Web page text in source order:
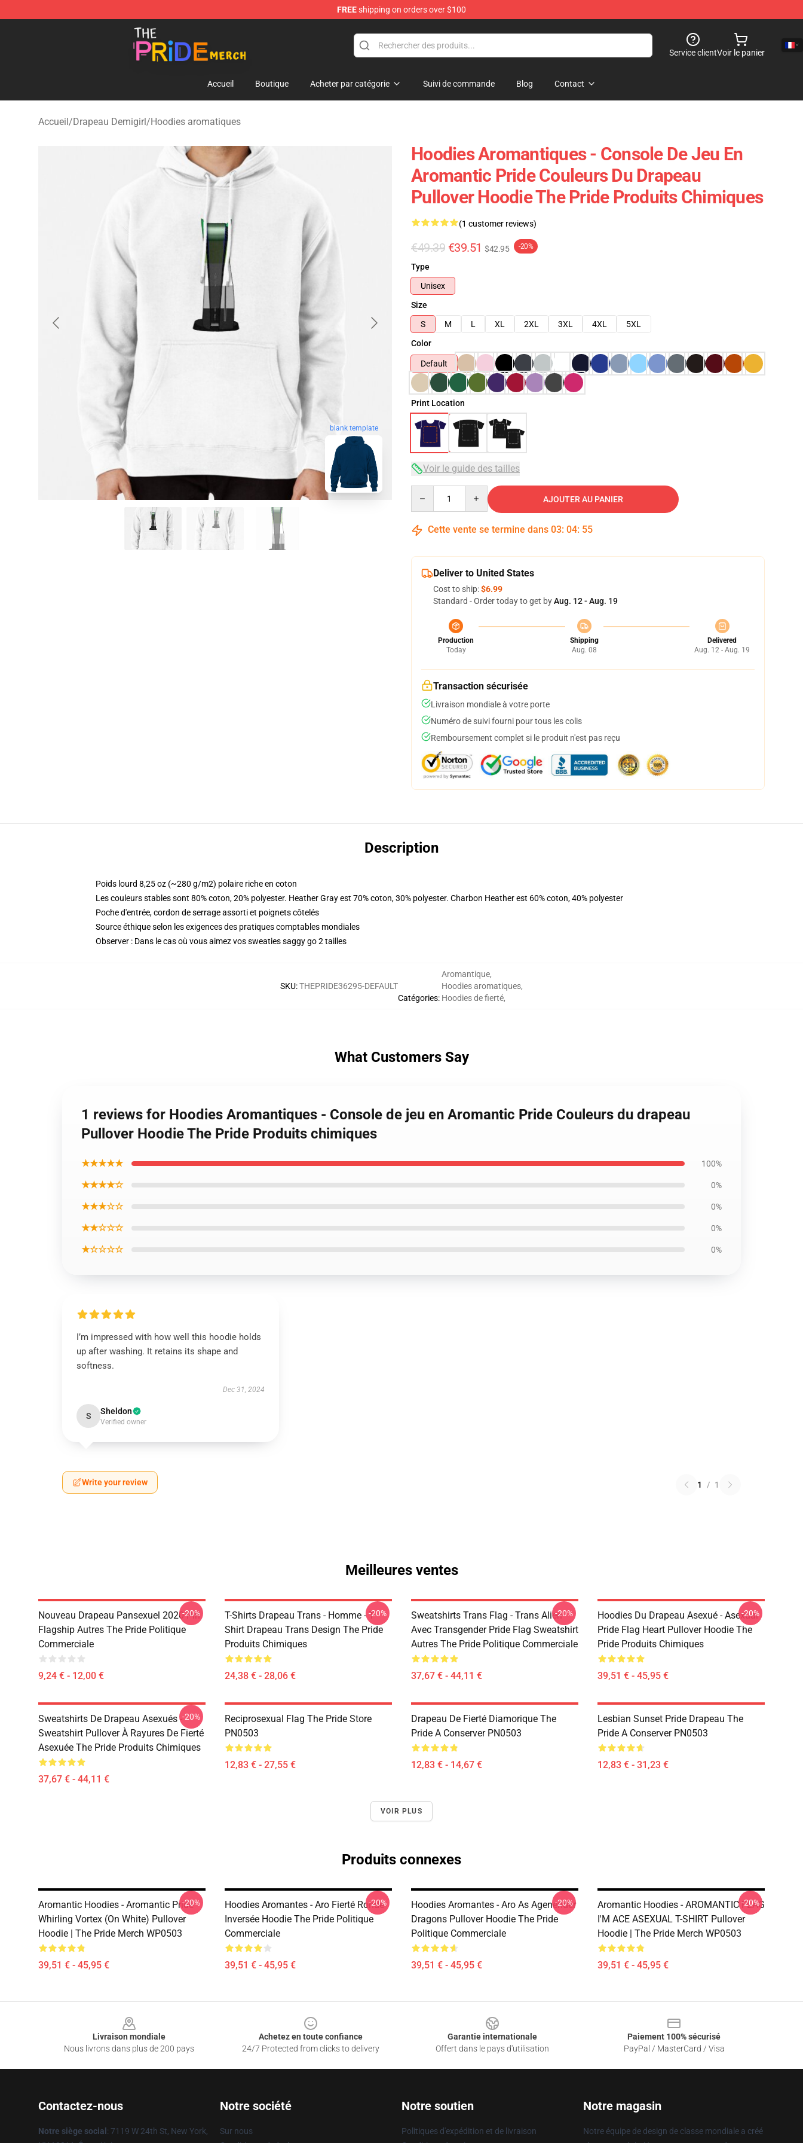
FREEshipping on orders over $100
The Pride Shop - Official The Pride Merchandise Store
Service clientVoir le panier
Accueil Boutique Acheter par catégorie Suivi de commande Blog Contact
Accueil/Drapeau Demigirl/Hoodies aromatiques
blank template
Hoodies Aromantiques - Console De Jeu En
Aromantic Pride Couleurs Du Drapeau
Pullover Hoodie The Pride Produits Chimiques
(1 customer reviews)
€49.39 €39.51 $42.95 -20%
Type
Unisex
Size
S
M L XL 2XL 3XL 4XL
5XL
Color
Default
Print Location
Voir le guide des tailles
AJOUTER AU PANIER
Cette vente se termine dans 03: 04: 54
Deliver to United States
Cost to ship:$6.99
Standard - Order today to get byAug. 12 - Aug. 19
Production
Today
Shipping
Aug. 08
Delivered
Aug. 12 - Aug. 19
Transaction sécurisée
Livraison mondiale à votre porte
Numéro de suivi fourni pour tous les colis
Remboursement complet si le produit n'est pas reçu
Description
Poids lourd 8,25 oz (~280 g/m2) polaire riche en coton
Les couleurs stables sont 80% coton, 20% polyester. Heather Gray est 70% coton, 30% polyester. Charbon Heather est 60% coton, 40% polyester
Poche d'entrée, cordon de serrage assorti et poignets côtelés
Source éthique selon les exigences des pratiques comptables mondiales
Observer : Dans le cas où vous aimez vos sweaties saggy go 2 tailles
SKU:THEPRIDE36295-DEFAULT
Catégories:
Aromantique,
Hoodies aromatiques,
Hoodies de fierté,
What Customers Say
1 reviews for Hoodies Aromantiques - Console de jeu en Aromantic Pride Couleurs du drapeau
Pullover Hoodie The Pride Produits chimiques
★★★★★ 100%
★★★★☆ 0%
★★★☆☆ 0%
★★☆☆☆ 0%
★☆☆☆☆ 0%
I’m impressed with how well this hoodie holds
up after washing. It retains its shape and
softness.
Dec 31, 2024
S Sheldon
Verified owner
Write your review 1 / 1
Meilleures ventes
Nouveau Drapeau Pansexuel 2020 Pin
Flagship Autres The Pride Politique
Commerciale
9,24 € - 12,00 €
-20%
T-Shirts Drapeau Trans - Homme - T-
Shirt Drapeau Trans Design The Pride
Produits Chimiques
24,38 € - 28,06 €
-20%
Sweatshirts Trans Flag - Trans Alien
Avec Transgender Pride Flag Sweatshirt
Autres The Pride Politique Commerciale
37,67 € - 44,11 €
-20%
Hoodies Du Drapeau Asexué - Asexual
Pride Flag Heart Pullover Hoodie The
Pride Produits Chimiques
39,51 € - 45,95 €
-20%
Sweatshirts De Drapeau Asexués -
Sweatshirt Pullover À Rayures De Fierté
Asexuée The Pride Produits Chimiques
37,67 € - 44,11 €
-20%
Reciprosexual Flag The Pride Store
PN0503
12,83 € - 27,55 €
Drapeau De Fierté Diamorique The
Pride A Conserver PN0503
12,83 € - 14,67 €
Lesbian Sunset Pride Drapeau The
Pride A Conserver PN0503
12,83 € - 31,23 €
VOIR PLUS
Produits connexes
Aromantic Hoodies - Aromantic Pride
Whirling Vortex (On White) Pullover
Hoodie | The Pride Merch WP0503
39,51 € - 45,95 €
-20%
Hoodies Aromantes - Aro Fierté Ronde
Inversée Hoodie The Pride Politique
Commerciale
39,51 € - 45,95 €
-20%
Hoodies Aromantes - Aro As Agenender
Dragons Pullover Hoodie The Pride
Politique Commerciale
39,51 € - 45,95 €
-20%
Aromantic Hoodies - AROMANTIC FLAG
I'M ACE ASEXUAL T-SHIRT Pullover
Hoodie | The Pride Merch WP0503
39,51 € - 45,95 €
-20%
Livraison mondiale
Nous livrons dans plus de 200 pays
Achetez en toute confiance
24/7 Protected from clicks to delivery
Garantie internationale
Offert dans le pays d'utilisation
Paiement 100% sécurisé
PayPal / MasterCard / Visa
Contactez-nous
Notre siège social : 7119 W 24th St, New York,
Notre société
Sur nous
Notre soutien
Politiques d'expédition et de livraison
Notre magasin
Notre équipe de design de classe mondiale a créé